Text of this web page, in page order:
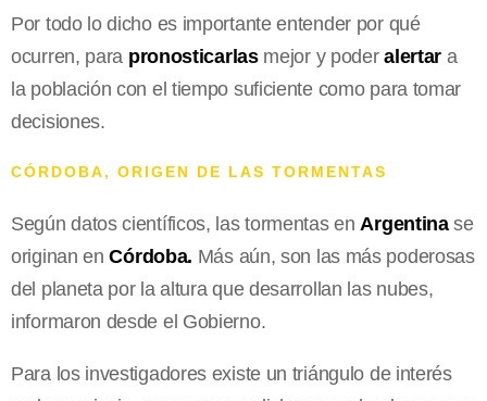
Por todo lo dicho es importante entender por qué
ocurren, para pronosticarlasmejor y poderalertar a
la población con el tiempo suficiente como para tomar
decisiones.
CÓRDOBA, ORIGEN DE LAS TORMENTAS
Según datos científicos, las tormentas en Argentinase
originan enCórdoba. Más aún, son las más poderosas
del planeta por la altura que desarrollan las nubes,
informaron desde el Gobierno.
Para los investigadores existe un triángulo de interés